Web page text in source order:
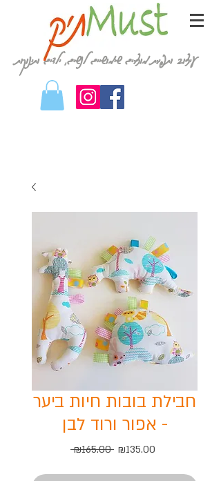
עיצוב ותפירת מוצרים שימושיים לנשים, ילדים ותינוקות
חבילת בובות חיות ביער
- אפור ורוד לבן
₪165.00 Regular
₪135.00